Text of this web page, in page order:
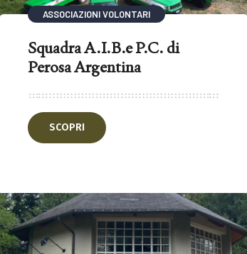
ASSOCIAZIONI VOLONTARI
Squadra A.I.B.e P.C. di
Perosa Argentina
SCOPRI